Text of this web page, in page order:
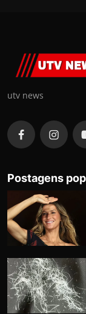
utv news
Postagens